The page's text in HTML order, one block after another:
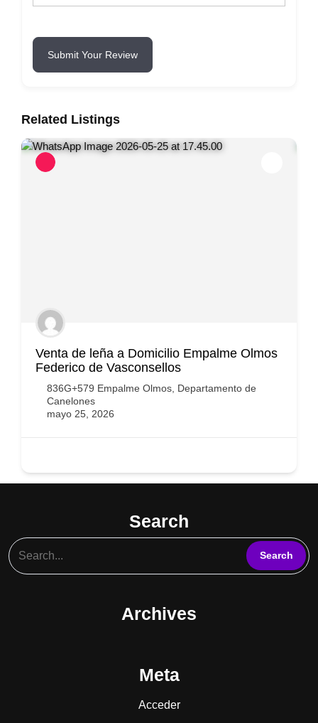
Submit Your Review
Related Listings
Venta de leña a Domicilio Empalme Olmos
Federico de Vasconsellos
836G+579 Empalme Olmos, Departamento de
Canelones
mayo 25, 2026
Search
Archives
Meta
Acceder